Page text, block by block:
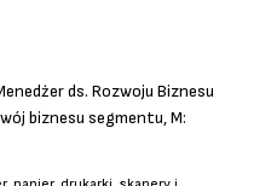
ds. Rozwoju Biznesu
biznesu segmentu, M: